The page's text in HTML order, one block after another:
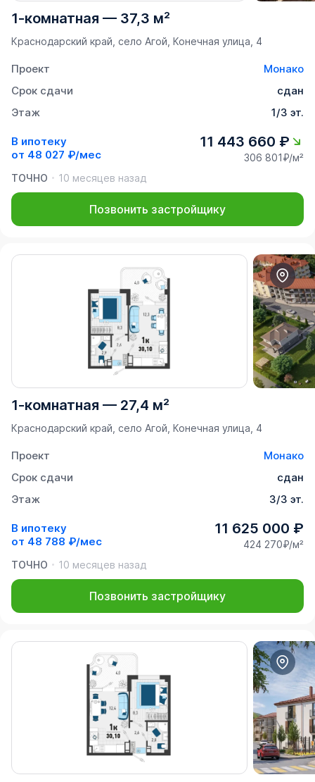
1-комнатная — 37,3 м²
Краснодарский край, село Агой, Конечная улица, 4
Проект
Монако
Срок сдачи
сдан
Этаж
1/3 эт.
В ипотеку
от 48 027 ₽/мес
11 443 660 ₽
306 801₽/м²
ТОЧНО
10 месяцев назад
Позвонить застройщику
1-комнатная — 27,4 м²
Краснодарский край, село Агой, Конечная улица, 4
Проект
Монако
Срок сдачи
сдан
Этаж
3/3 эт.
В ипотеку
от 48 788 ₽/мес
11 625 000 ₽
424 270₽/м²
ТОЧНО
10 месяцев назад
Позвонить застройщику